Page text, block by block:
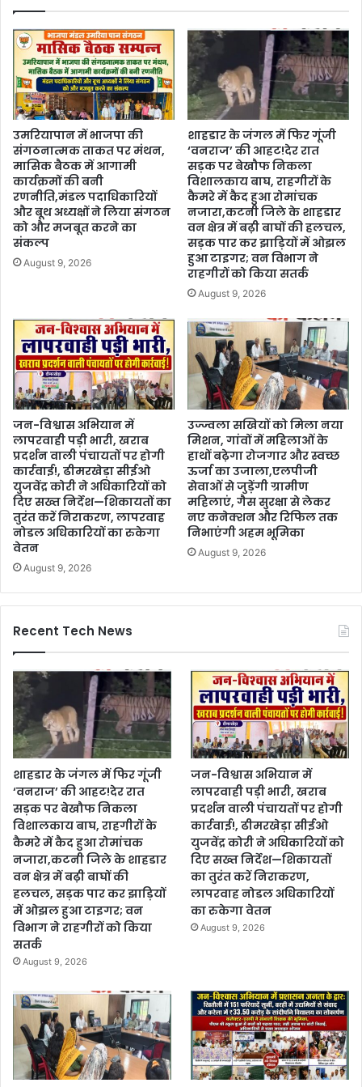
उमरियापान में भाजपा की
संगठनात्मक ताकत पर मंथन,
मासिक बैठक में आगामी
कार्यक्रमों की बनी
रणनीति,मंडल पदाधिकारियों
और बूथ अध्यक्षों ने लिया संगठन
को और मजबूत करने का
संकल्प
August 9, 2026
शाहडार के जंगल में फिर गूंजी
‘वनराज’ की आहट!देर रात
सड़क पर बेखौफ निकला
विशालकाय बाघ, राहगीरों के
कैमरे में कैद हुआ रोमांचक
नजारा,कटनी जिले के शाहडार
वन क्षेत्र में बढ़ी बाघों की हलचल,
सड़क पार कर झाड़ियों में ओझल
हुआ टाइगर; वन विभाग ने
राहगीरों को किया सतर्क
August 9, 2026
जन-विश्वास अभियान में
लापरवाही पड़ी भारी, खराब
प्रदर्शन वाली पंचायतों पर होगी
कार्रवाई!, ढीमरखेड़ा सीईओ
युजवेंद्र कोरी ने अधिकारियों को
दिए सख्त निर्देश—शिकायतों का
तुरंत करें निराकरण, लापरवाह
नोडल अधिकारियों का रुकेगा
वेतन
August 9, 2026
उज्ज्वला सखियों को मिला नया
मिशन, गांवों में महिलाओं के
हाथों बढ़ेगा रोजगार और स्वच्छ
ऊर्जा का उजाला,एलपीजी
सेवाओं से जुड़ेंगी ग्रामीण
महिलाएं, गैस सुरक्षा से लेकर
नए कनेक्शन और रिफिल तक
निभाएंगी अहम भूमिका
August 9, 2026
Recent Tech News
शाहडार के जंगल में फिर गूंजी
‘वनराज’ की आहट!देर रात
सड़क पर बेखौफ निकला
विशालकाय बाघ, राहगीरों के
कैमरे में कैद हुआ रोमांचक
नजारा,कटनी जिले के शाहडार
वन क्षेत्र में बढ़ी बाघों की
हलचल, सड़क पार कर झाड़ियों
में ओझल हुआ टाइगर; वन
विभाग ने राहगीरों को किया
सतर्क
August 9, 2026
जन-विश्वास अभियान में
लापरवाही पड़ी भारी, खराब
प्रदर्शन वाली पंचायतों पर होगी
कार्रवाई!, ढीमरखेड़ा सीईओ
युजवेंद्र कोरी ने अधिकारियों को
दिए सख्त निर्देश—शिकायतों
का तुरंत करें निराकरण,
लापरवाह नोडल अधिकारियों
का रुकेगा वेतन
August 9, 2026